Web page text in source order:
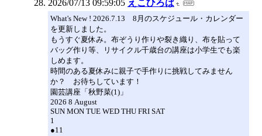
2026/07/13 09:59:05 えこひろば
What's New ! 2026.7.13 8月のスケジュール・カレンダー
を更新しました。
もうすぐ夏休み。布ぞうり作りや裂き織り、布を貼って
バッグ作り等、リサイクル千歳台の講座は小学生でも楽
しめます。
時間のある夏休みに親子で手作りに挑戦してみません
か？ お待ちしています！
園芸講座「秋野菜(1)」
2026 8 August
SUN MON TUE WED THU FRI SAT
1
●11